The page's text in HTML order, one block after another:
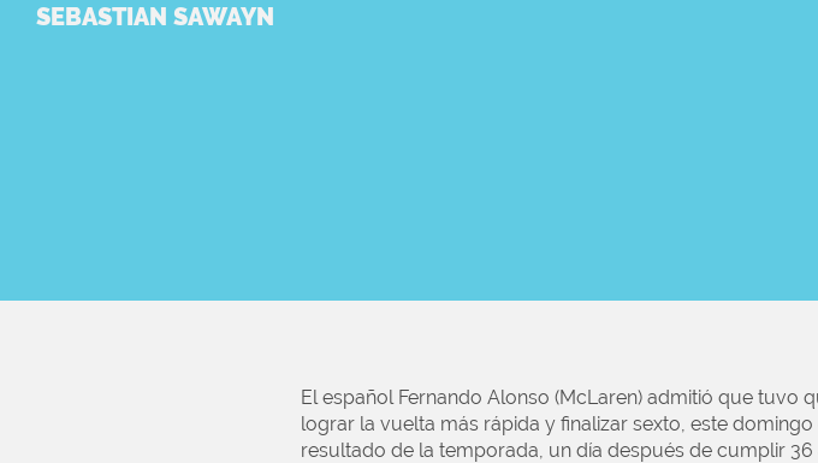
SEBASTIAN SAWAYN
El español Fernando Alonso (McLaren) admitió que tuvo
lograr la vuelta más rápida y finalizar sexto, este
resultado de la temporada, un día después de cumplir 36